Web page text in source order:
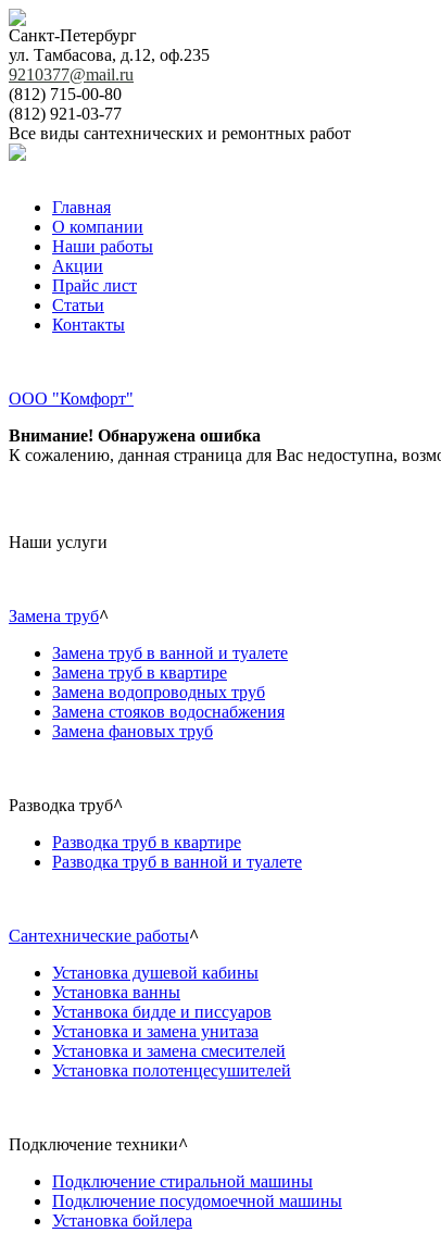
Санкт-Петербург
ул. Тамбасова, д.12, оф.235
9210377@mail.ru
(812) 715-00-80
(812) 921-03-77
Все виды сантехнических и ремонтных работ
Главная
О компании
Наши работы
Акции
Прайс лист
Статьи
Контакты
ООО "Комфорт"
Внимание! Обнаружена ошибка
К сожалению, данная страница для Вас недоступна,
Наши услуги
Замена труб^
Замена труб в ванной и туалете
Замена труб в квартире
Замена водопроводных труб
Замена стояков водоснабжения
Замена фановых труб
Разводка труб^
Разводка труб в квартире
Разводка труб в ванной и туалете
Сантехнические работы^
Установка душевой кабины
Установка ванны
Устанвока бидде и писсуаров
Установка и замена унитаза
Установка и замена смесителей
Установка полотенцесушителей
Подключение техники^
Подключение стиральной машины
Подключение посудомоечной машины
Установка бойлера